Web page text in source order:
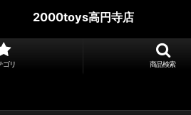
2000toys高円寺店
ゴリ 商品検索